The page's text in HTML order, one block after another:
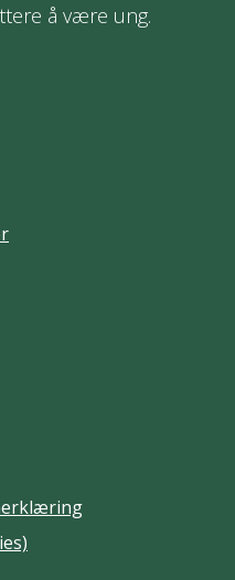
å være ung.